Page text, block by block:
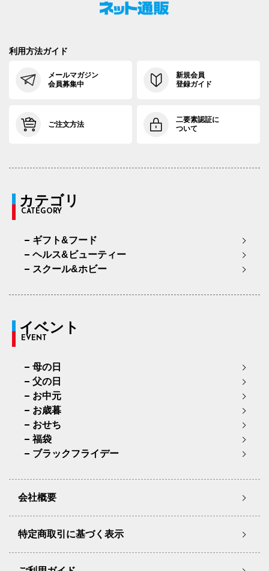
利用方法ガイド
メールマガジン
会員募集中
新規会員
登録ガイド
ご注文方法
二要素認証に
ついて
カテゴリ
CATEGORY
ギフト&フード
ヘルス&ビューティー
スクール&ホビー
イベント
EVENT
母の日
父の日
お中元
お歳暮
おせち
福袋
ブラックフライデー
会社概要
特定商取引に基づく表示